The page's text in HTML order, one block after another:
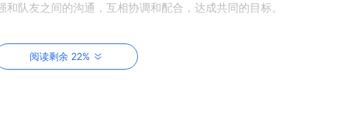
队友之间的沟通，互相协调和配合，达成共同的目标。
断了几次的手，或失误让先胡者先胡，都会让人心态炸裂。因此，保
阅读剩余 22%